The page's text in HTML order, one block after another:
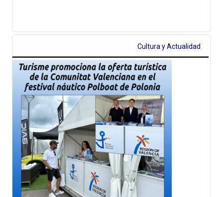
Cultura y Actualidad